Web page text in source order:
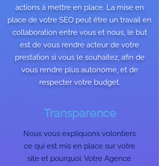
actions à mettre en place. La mise en
place de votre SEO peut être un travail en
collaboration entre vous et nous, le but
est de vous rendre acteur de votre
prestation si vous le souhaitez, afin de
vous rendre plus autonome, et de
respecter votre budget.
Transparence
Nous vous expliquons volontiers
ce qui est mis en place sur votre
site et pourquoi. Votre Agence